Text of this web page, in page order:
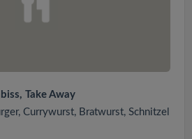
Take Away
Currywurst, Bratwurst, Schnitzel